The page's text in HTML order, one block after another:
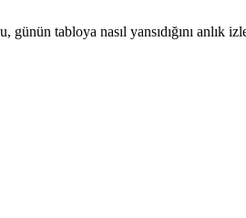
tabloya nasıl yansıdığını anlık